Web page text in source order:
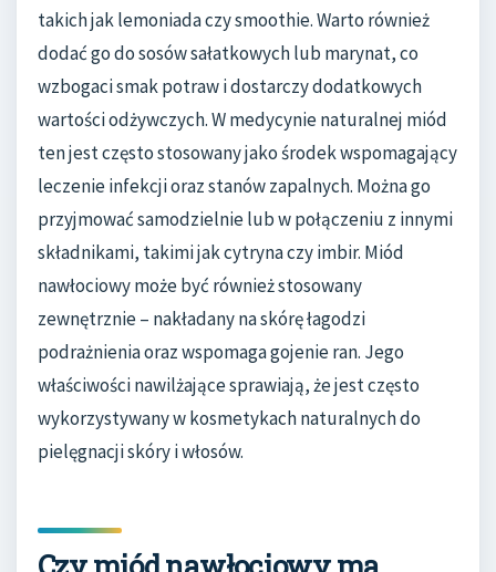
takich jak lemoniada czy smoothie. Warto również
dodać go do sosów sałatkowych lub marynat, co
wzbogaci smak potraw i dostarczy dodatkowych
wartości odżywczych. W medycynie naturalnej miód
ten jest często stosowany jako środek wspomagający
leczenie infekcji oraz stanów zapalnych. Można go
przyjmować samodzielnie lub w połączeniu z innymi
składnikami, takimi jak cytryna czy imbir. Miód
nawłociowy może być również stosowany
zewnętrznie – nakładany na skórę łagodzi
podrażnienia oraz wspomaga gojenie ran. Jego
właściwości nawilżające sprawiają, że jest często
wykorzystywany w kosmetykach naturalnych do
pielęgnacji skóry i włosów.